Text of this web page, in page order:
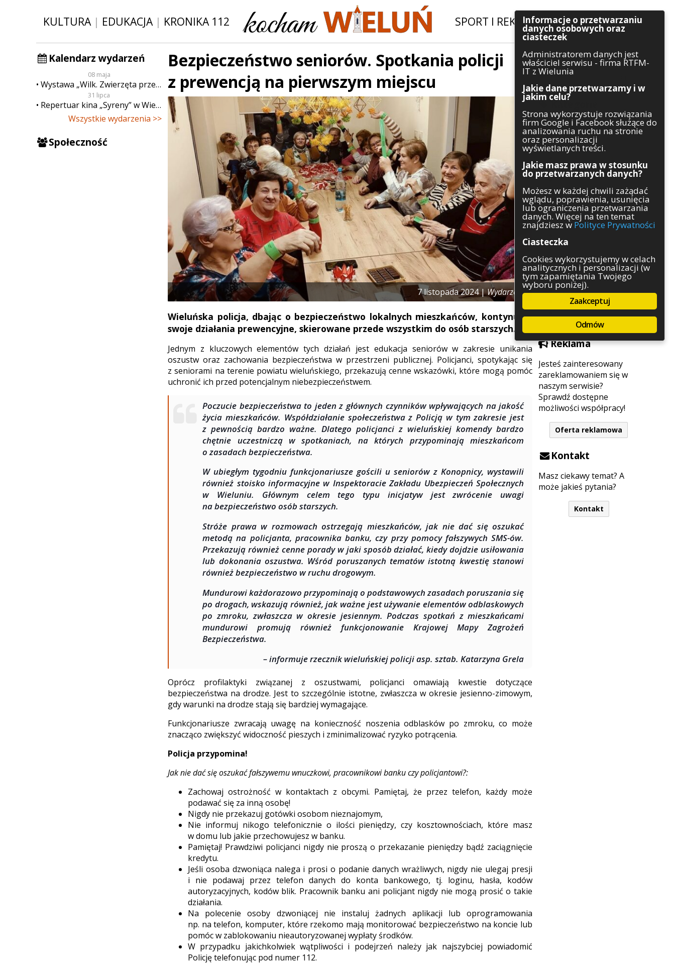
KULTURA| EDUKACJA| KRONIKA 112 SPORT I REKREACJA|INWESTYCJE
Kalendarz wydarzeń
08 maja
Wystawa „Wilk. Zwierzęta przeklęte”
31 lipca
Repertuar kina „Syreny” w Wieluniu w dn. od 31 lipca do 6 sierpnia
Wszystkie wydarzenia >>
Społeczność
Szukaj
Kategorie
Architektura
Gospodarka
Handel
Komunikaty
Kultura
Polityka
Pozostałe
Psychologia
Rolnictwo
Służby
Sport
Środowisko
Szkolnictwo
Wydarzenia
Zapowiedzi
Zdrowie
Reklama
Jesteś zainteresowany
zareklamowaniem się w
naszym serwisie?
Sprawdź dostępne
możliwości współpracy!
Oferta reklamowa
Kontakt
Masz ciekawy temat? A
może jakieś pytania?
Kontakt
Bezpieczeństwo seniorów. Spotkania policji
z prewencją na pierwszym miejscu
7 listopada 2024 |Wydarzenia
Wieluńska policja, dbając o bezpieczeństwo lokalnych mieszkańców, kontynuuje
swoje działania prewencyjne, skierowane przede wszystkim do osób starszych.
Jednym z kluczowych elementów tych działań jest edukacja seniorów w zakresie unikania
oszustw oraz zachowania bezpieczeństwa w przestrzeni publicznej. Policjanci, spotykając się
z seniorami na terenie powiatu wieluńskiego, przekazują cenne wskazówki, które mogą pomóc
uchronić ich przed potencjalnym niebezpieczeństwem.
Poczucie bezpieczeństwa to jeden z głównych czynników wpływających na jakość
życia mieszkańców. Współdziałanie społeczeństwa z Policją w tym zakresie jest
z pewnością bardzo ważne. Dlatego policjanci z wieluńskiej komendy bardzo
chętnie uczestniczą w spotkaniach, na których przypominają mieszkańcom
o zasadach bezpieczeństwa.
W ubiegłym tygodniu funkcjonariusze gościli u seniorów z Konopnicy, wystawili
również stoisko informacyjne w Inspektoracie Zakładu Ubezpieczeń Społecznych
w Wieluniu. Głównym celem tego typu inicjatyw jest zwrócenie uwagi
na bezpieczeństwo osób starszych.
Stróże prawa w rozmowach ostrzegają mieszkańców, jak nie dać się oszukać
metodą na policjanta, pracownika banku, czy przy pomocy fałszywych SMS-ów.
Przekazują również cenne porady w jaki sposób działać, kiedy dojdzie usiłowania
lub dokonania oszustwa. Wśród poruszanych tematów istotną kwestię stanowi
również bezpieczeństwo w ruchu drogowym.
Mundurowi każdorazowo przypominają o podstawowych zasadach poruszania się
po drogach, wskazują również, jak ważne jest używanie elementów odblaskowych
po zmroku, zwłaszcza w okresie jesiennym. Podczas spotkań z mieszkańcami
mundurowi promują również funkcjonowanie Krajowej Mapy Zagrożeń
Bezpieczeństwa.
– informuje rzecznik wieluńskiej policji asp. sztab. Katarzyna Grela
Oprócz profilaktyki związanej z oszustwami, policjanci omawiają kwestie dotyczące
bezpieczeństwa na drodze. Jest to szczególnie istotne, zwłaszcza w okresie jesienno-zimowym,
gdy warunki na drodze stają się bardziej wymagające.
Funkcjonariusze zwracają uwagę na konieczność noszenia odblasków po zmroku, co może
znacząco zwiększyć widoczność pieszych i zminimalizować ryzyko potrącenia.
Policja przypomina!
Jak nie dać się oszukać fałszywemu wnuczkowi, pracownikowi banku czy policjantowi?:
Zachowaj ostrożność w kontaktach z obcymi. Pamiętaj, że przez telefon, każdy może
podawać się za inną osobę!
Nigdy nie przekazuj gotówki osobom nieznajomym,
Nie informuj nikogo telefonicznie o ilości pieniędzy, czy kosztownościach, które masz
w domu lub jakie przechowujesz w banku.
Pamiętaj! Prawdziwi policjanci nigdy nie proszą o przekazanie pieniędzy bądź zaciągnięcie
kredytu.
Jeśli osoba dzwoniąca nalega i prosi o podanie danych wrażliwych, nigdy nie ulegaj presji
i nie podawaj przez telefon danych do konta bankowego, tj. loginu, hasła, kodów
autoryzacyjnych, kodów blik. Pracownik banku ani policjant nigdy nie mogą prosić o takie
działania.
Na polecenie osoby dzwoniącej nie instaluj żadnych aplikacji lub oprogramowania
np. na telefon, komputer, które rzekomo mają monitorować bezpieczeństwo na koncie lub
pomóc w zablokowaniu nieautoryzowanej wypłaty środków.
W przypadku jakichkolwiek wątpliwości i podejrzeń należy jak najszybciej powiadomić
Policję telefonując pod numer 112.
Informacje o przetwarzaniu
danych osobowych oraz
ciasteczek
Administratorem danych jest
właściciel serwisu - firma RTFM-
IT z Wielunia
Jakie dane przetwarzamy i w
jakim celu?
Strona wykorzystuje rozwiązania
firm Google i Facebook służące do
analizowania ruchu na stronie
oraz personalizacji
wyświetlanych treści.
Jakie masz prawa w stosunku
do przetwarzanych danych?
Możesz w każdej chwili zażądać
wglądu, poprawienia, usunięcia
lub ograniczenia przetwarzania
danych. Więcej na ten temat
znajdziesz w Polityce Prywatności
Ciasteczka
Cookies wykorzystujemy w celach
analitycznych i personalizacji (w
tym zapamiętania Twojego
wyboru poniżej).
Zaakceptuj
Odmów